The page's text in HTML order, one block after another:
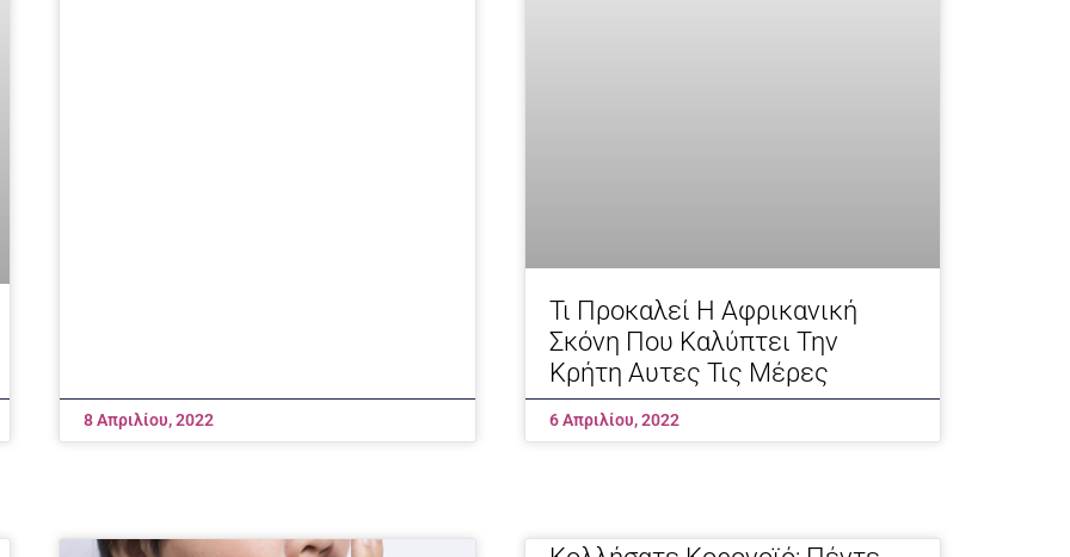
8 Απριλίου, 2022
Τι Προκαλεί Η Αφρικανική
Σκόνη Που Καλύπτει Την
Κρήτη Αυτες Τις Μέρες
6 Απριλίου, 2022